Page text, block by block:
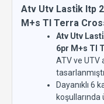
Atv Utv Lasti̇k Itp
M+s Tl Terra
Atv Utv
6pr M+s Tl
ATV ve UTV
Dayanıklı 6